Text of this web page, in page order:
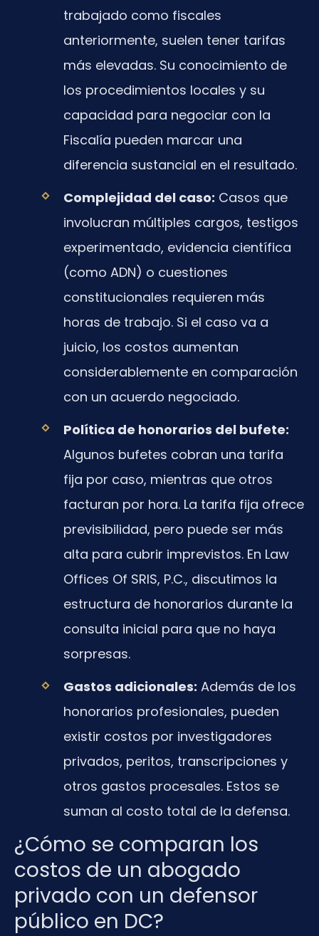
trabajado como fiscales
anteriormente, suelen tener tarifas
más elevadas. Su conocimiento de
los procedimientos locales y su
capacidad para negociar con la
Fiscalía pueden marcar una
diferencia sustancial en el resultado.
Complejidad del caso: Casos que
involucran múltiples cargos, testigos
experimentado, evidencia científica
(como ADN) o cuestiones
constitucionales requieren más
horas de trabajo. Si el caso va a
juicio, los costos aumentan
considerablemente en comparación
con un acuerdo negociado.
Política de honorarios del bufete:
Algunos bufetes cobran una tarifa
fija por caso, mientras que otros
facturan por hora. La tarifa fija ofrece
previsibilidad, pero puede ser más
alta para cubrir imprevistos. En Law
Offices Of SRIS, P.C., discutimos la
estructura de honorarios durante la
consulta inicial para que no haya
sorpresas.
Gastos adicionales: Además de los
honorarios profesionales, pueden
existir costos por investigadores
privados, peritos, transcripciones y
otros gastos procesales. Estos se
suman al costo total de la defensa.
¿Cómo se comparan los
costos de un abogado
privado con un defensor
público en DC?